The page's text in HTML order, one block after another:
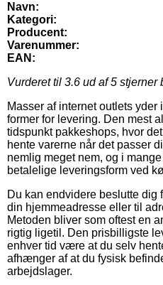
Navn:
Kategori:
Producent:
Varenummer:
EAN:
Vurderet til 3.6 ud af 5 stjerner
Masser af internet outlets
former for levering. Den mest
tidspunkt pakkeshops, hvor
hente varerne når det passer
nemlig meget nem, og i
betalelige leveringsform ved
Du kan endvidere beslutte dig
din hjemmeadresse eller til
Metoden bliver som oftest en
rigtig ligetil. Den prisbilligste
enhver tid være at du selv
afhænger af at du fysisk
arbejdslager.